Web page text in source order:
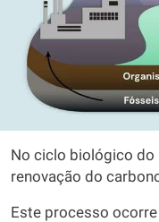
No ciclo biológico do
renovação do
Este processo